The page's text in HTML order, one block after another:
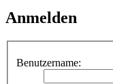
Anmelden
Benutzername: